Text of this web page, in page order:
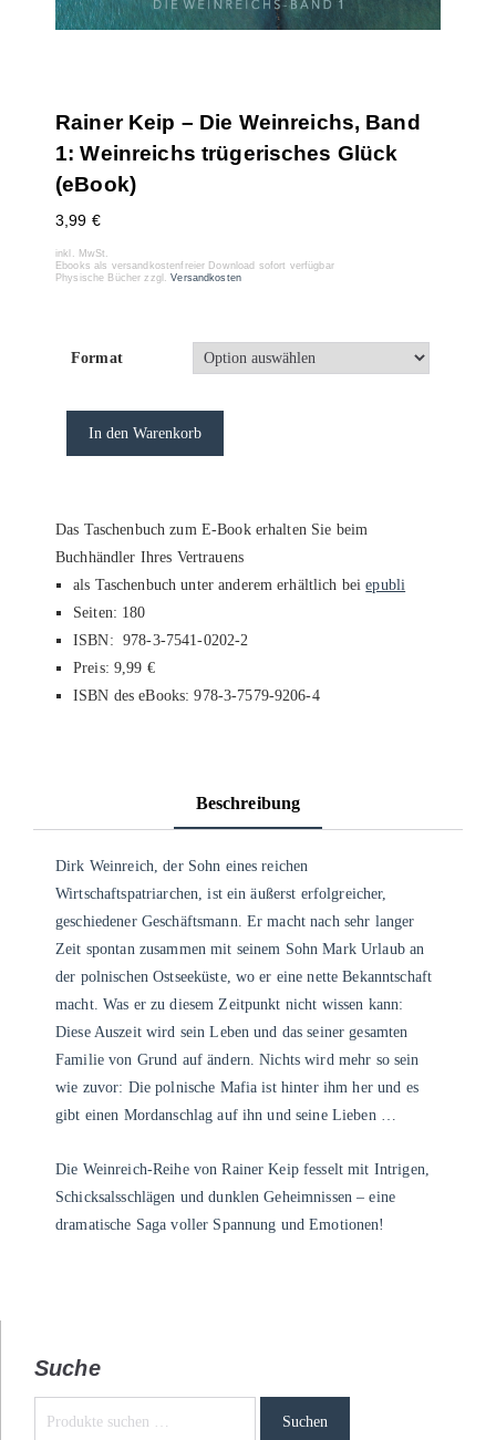
Rainer Keip – Die Weinreichs, Band
1: Weinreichs trügerisches Glück
(eBook)
3,99 €
inkl. MwSt.
Ebooks als versandkostenfreier Download sofort verfügbar
Physische Bücher zzgl.Versandkosten
Format
In den Warenkorb
Das Taschenbuch zum E-Book erhalten Sie beim
Buchhändler Ihres Vertrauens
als Taschenbuch unter anderem erhältlich beiepubli
Seiten: 180
ISBN: ‎ 978-3-7541-0202-2
Preis: 9,99 €
ISBN des eBooks: 978-3-7579-9206-4
Beschreibung
Dirk Weinreich, der Sohn eines reichen
Wirtschaftspatriarchen, ist ein äußerst erfolgreicher,
geschiedener Geschäftsmann. Er macht nach sehr langer
Zeit spontan zusammen mit seinem Sohn Mark Urlaub an
der polnischen Ostseeküste, wo er eine nette Bekanntschaft
macht. Was er zu diesem Zeitpunkt nicht wissen kann:
Diese Auszeit wird sein Leben und das seiner gesamten
Familie von Grund auf ändern. Nichts wird mehr so sein
wie zuvor: Die polnische Mafia ist hinter ihm her und es
gibt einen Mordanschlag auf ihn und seine Lieben …
Die Weinreich-Reihe von Rainer Keip fesselt mit Intrigen,
Schicksalsschlägen und dunklen Geheimnissen – eine
dramatische Saga voller Spannung und Emotionen!
Suche
Suchen